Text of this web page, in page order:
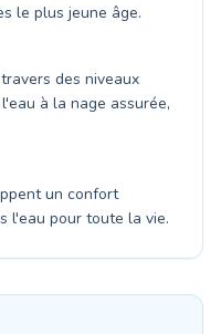
le plus jeune âge.
des niveaux
à la nage assurée,
un confort
l'eau pour toute la vie.